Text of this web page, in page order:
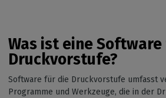
Was ist eine
Druckvorstufe?
Software für die Druckvorstufe umfasst
Programme und Werkzeuge, die in der